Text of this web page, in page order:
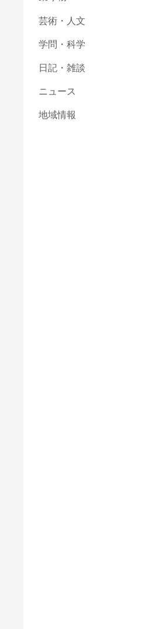
芸術・人文
学問・科学
日記・雑談
ニュース
地域情報